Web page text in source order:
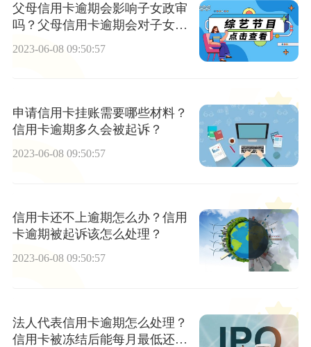
父母信用卡逾期会影响子女政审
吗？父母信用卡逾期会对子女造
2023-06-08 09:50:57
申请信用卡挂账需要哪些材料？
信用卡逾期多久会被起诉？
2023-06-08 09:50:57
信用卡还不上逾期怎么办？信用
卡逾期被起诉该怎么处理？
2023-06-08 09:50:57
法人代表信用卡逾期怎么处理？
信用卡被冻结后能每月最低还款